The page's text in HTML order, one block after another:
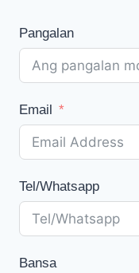
Pangalan
Email
Tel/Whatsapp
Bansa